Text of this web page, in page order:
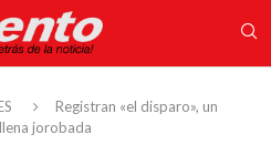
Registran «el disparo», un
jorobada